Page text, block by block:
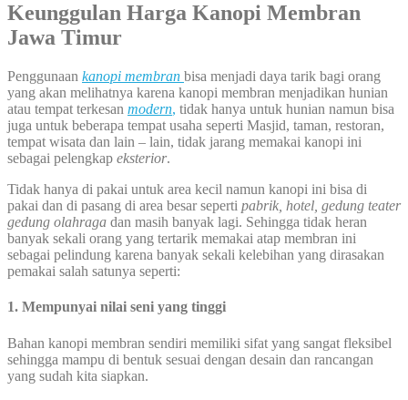
Keunggulan Harga Kanopi Membran
Jawa Timur
Penggunaan kanopi membran bisa menjadi daya tarik bagi orang
yang akan melihatnya karena kanopi membran menjadikan hunian
atau tempat terkesan modern, tidak hanya untuk hunian namun bisa
juga untuk beberapa tempat usaha seperti Masjid, taman, restoran,
tempat wisata dan lain – lain, tidak jarang memakai kanopi ini
sebagai pelengkap eksterior.
Tidak hanya di pakai untuk area kecil namun kanopi ini bisa di
pakai dan di pasang di area besar seperti pabrik, hotel, gedung teater
gedung olahraga dan masih banyak lagi. Sehingga tidak heran
banyak sekali orang yang tertarik memakai atap membran ini
sebagai pelindung karena banyak sekali kelebihan yang dirasakan
pemakai salah satunya seperti:
1. Mempunyai nilai seni yang tinggi
Bahan kanopi membran sendiri memiliki sifat yang sangat fleksibel
sehingga mampu di bentuk sesuai dengan desain dan rancangan
yang sudah kita siapkan.